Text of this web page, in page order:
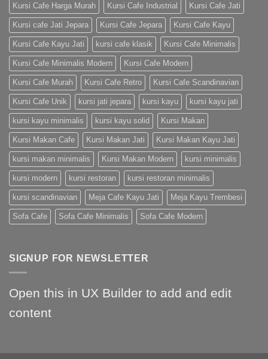
Kursi Cafe Harga Murah Kursi Cafe Industrial Kursi Cafe Jati
Kursi cafe Jati Jepara Kursi Cafe Jepara Kursi Cafe Kayu
Kursi Cafe Kayu Jati kursi cafe klasik Kursi Cafe Minimalis
Kursi Cafe Minimalis Modern Kursi Cafe Modern
Kursi Cafe Murah Kursi Cafe Retro Kursi Cafe Scandinavian
Kursi Cafe Unik kursi jati jepara kursi kayu kursi kayu jati
kursi kayu minimalis kursi kayu solid Kursi Makan
Kursi Makan Cafe Kursi Makan Jati Kursi Makan Kayu Jati
kursi makan minimalis Kursi Makan Modern kursi minimalis
kursi modern kursi restoran kursi restoran minimalis
kursi scandinavian Meja Cafe Kayu Jati Meja Kayu Trembesi
Sofa Cafe Sofa Cafe Minimalis Sofa Cafe Modern
SIGNUP FOR NEWSLETTER
Open this in UX Builder to add and edit
content